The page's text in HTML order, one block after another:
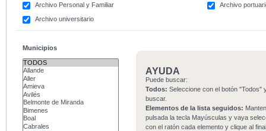
Archivo Personal y Familiar
Archivo
Archivo universitario
Municipios
AYUDA
Puede buscar:
Todos: Seleccione con el botón "Todos"
buscar.
Elementos de la lista seguidos:
pulsada la tecla Mayúsculas y vaya
con el ratón cada elemento y clique al